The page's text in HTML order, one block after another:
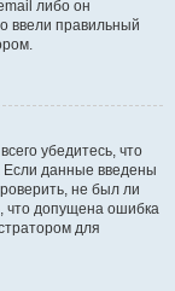
либо он
ввели правильный
убедитесь, что
Если данные введены
не был ли
что допущена ошибка
для